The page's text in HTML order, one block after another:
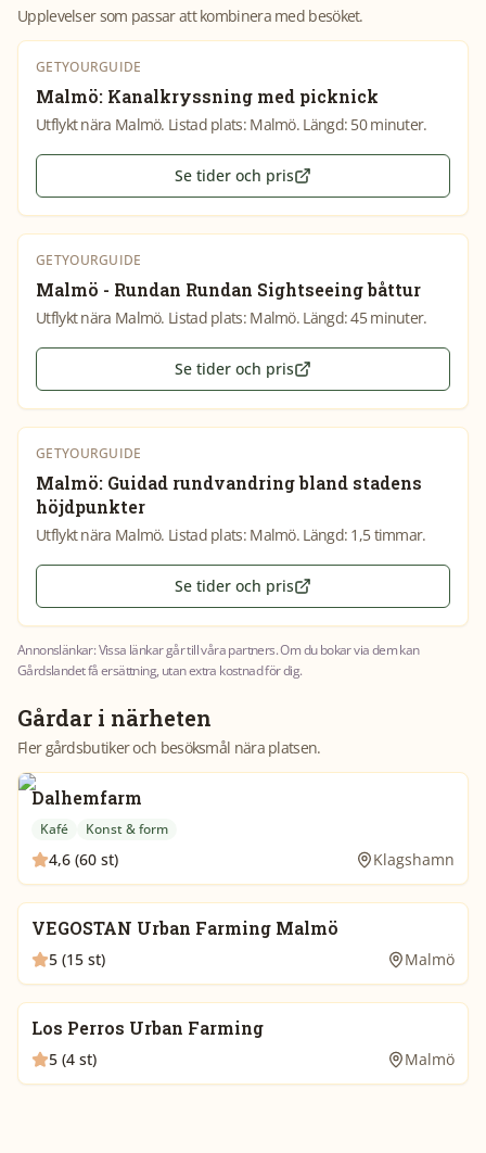
Upplevelser som passar att kombinera med besöket.
GETYOURGUIDE
Malmö: Kanalkryssning med picknick
Utflykt nära Malmö. Listad plats: Malmö. Längd: 50 minuter.
Se tider och pris
GETYOURGUIDE
Malmö - Rundan Rundan Sightseeing båttur
Utflykt nära Malmö. Listad plats: Malmö. Längd: 45 minuter.
Se tider och pris
GETYOURGUIDE
Malmö: Guidad rundvandring bland stadens
höjdpunkter
Utflykt nära Malmö. Listad plats: Malmö. Längd: 1,5 timmar.
Se tider och pris
Annonslänkar: Vissa länkar går till våra partners. Om du bokar via dem kan
Gårdslandet få ersättning, utan extra kostnad för dig.
Gårdar i närheten
Fler gårdsbutiker och besöksmål nära platsen.
Dalhemfarm
Kafé Konst & form
4,6 (60 st) Klagshamn
VEGOSTAN Urban Farming Malmö
5 (15 st) Malmö
Los Perros Urban Farming
5 (4 st) Malmö